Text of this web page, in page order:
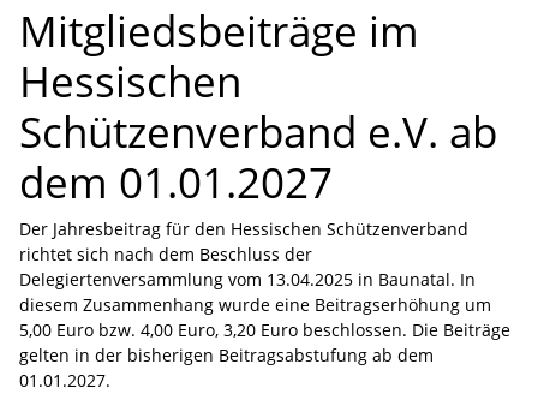
Mitgliedsbeiträge im
Hessischen
Schützenverband e.V. ab
dem 01.01.2027
Der Jahresbeitrag für den Hessischen Schützenverband
richtet sich nach dem Beschluss der
Delegiertenversammlung vom 13.04.2025 in Baunatal. In
diesem Zusammenhang wurde eine Beitragserhöhung um
5,00 Euro bzw. 4,00 Euro, 3,20 Euro beschlossen. Die Beiträge
gelten in der bisherigen Beitragsabstufung ab dem
01.01.2027.